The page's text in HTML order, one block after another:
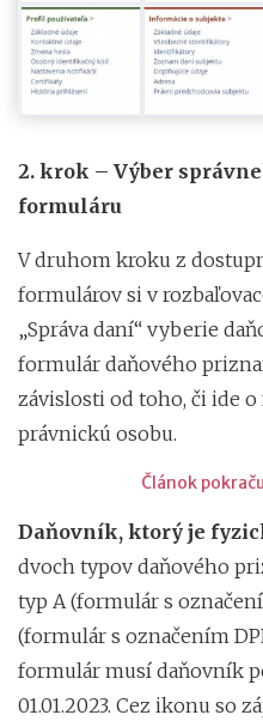
2. krok – Výber
formuláru
V druhom kroku z
formulárov si v
„Správa daní“ vyberie
formulár daňového
závislosti od toho, či ide
právnickú osobu.
Článok
Daňovník, ktorý je
dvoch typov daňového
typ A (formulár s
(formulár s označením
formulár musí daňovník
01.01.2023. Cez ikonu so